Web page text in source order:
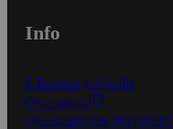
Info
S-Business yrityksille
Oiva-raportit
Osuuskauppojen yhteystiedot